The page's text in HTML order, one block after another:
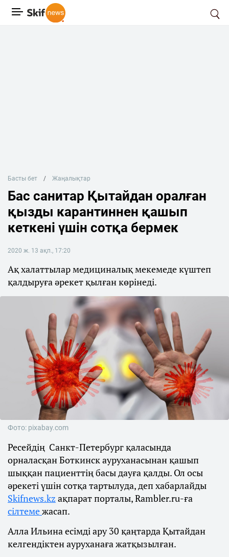
Басты бет Жаңалықтар
Бас санитар Қытайдан оралған
қызды карантиннен қашып
кеткені үшін сотқа бермек
2020 ж. 13 ақп., 17:20
Ақ халаттылар медициналық мекемеде күштеп
қалдыруға әрекет қылған көрінеді.
Фото: pixabay.com
Ресейдің Санкт-Петербург қаласында
орналасқан Боткинск ауруханасынан қашып
шыққан пациенттің басы дауға қалды. Ол осы
әрекеті үшін сотқа тартылуда, деп хабарлайды
Skifnews.kz ақпарат порталы, Rambler.ru-ға
сілтемежасап.
Алла Ильина есімді ару 30 қаңтарда Қытайдан
келгендіктен ауруханаға жатқызылған.